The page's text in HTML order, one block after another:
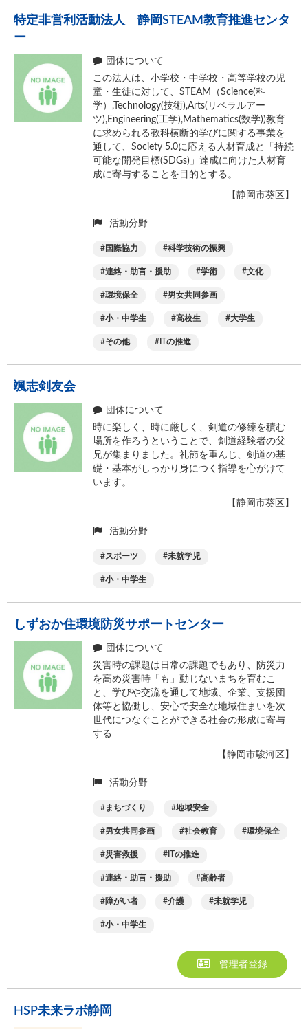
特定非営利活動法人 静岡STEAM教育推進センタ
ー
団体について
この法人は、小学校・中学校・高等学校の児
童・生徒に対して、STEAM（Science(科
学）,Technology(技術),Arts(リベラルアー
ツ),Engineering(工学),Mathematics(数学))教育
に求められる教科横断的学びに関する事業を
通して、Society 5.0に応える人材育成と「持続
可能な開発目標(SDGs)」達成に向けた人材育
成に寄与することを目的とする。
【静岡市葵区】
活動分野
国際協力 科学技術の振興
連絡・助言・援助 学術 文化
環境保全 男女共同参画
小・中学生 高校生 大学生
その他 ITの推進
颯志剣友会
団体について
時に楽しく、時に厳しく、剣道の修練を積む
場所を作ろうということで、剣道経験者の父
兄が集まりました。礼節を重んじ、剣道の基
礎・基本がしっかり身につく指導を心がけて
います。
【静岡市葵区】
活動分野
スポーツ 未就学児
小・中学生
しずおか住環境防災サポートセンター
団体について
災害時の課題は日常の課題でもあり、防災力
を高め災害時「も」動じないまちを育むこ
と、学びや交流を通して地域、企業、支援団
体等と協働し、安心で安全な地域住まいを次
世代につなぐことができる社会の形成に寄与
する
【静岡市駿河区】
活動分野
まちづくり 地域安全
男女共同参画 社会教育 環境保全
災害救援 ITの推進
連絡・助言・援助 高齢者
障がい者 介護 未就学児
小・中学生
管理者登録
HSP未来ラボ静岡